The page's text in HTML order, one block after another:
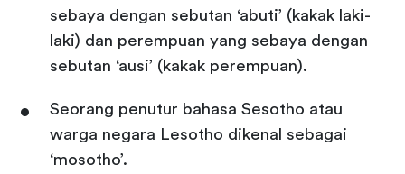
sebaya dengan sebutan ‘abuti’ (kakak laki-
laki) dan perempuan yang sebaya dengan
sebutan ‘ausi’ (kakak perempuan).
Seorang penutur bahasa Sesotho atau
warga negara Lesotho dikenal sebagai
‘mosotho’.